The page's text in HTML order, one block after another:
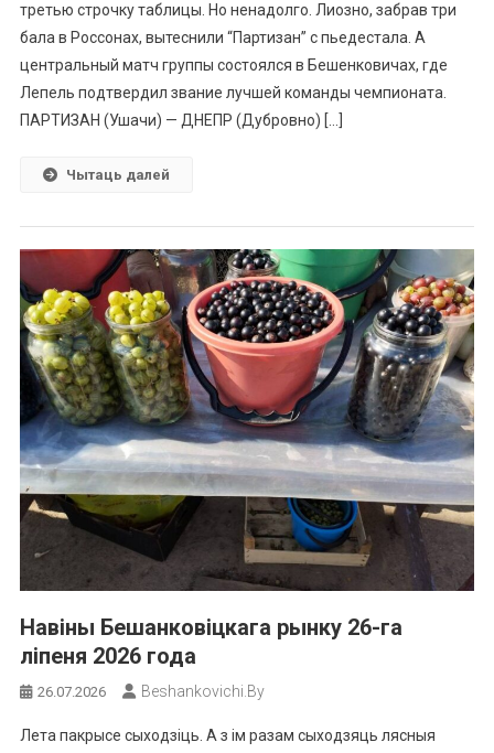
третью строчку таблицы. Но ненадолго. Лиозно, забрав три
бала в Россонах, вытеснили “Партизан” с пьедестала. А
центральный матч группы состоялся в Бешенковичах, где
Лепель подтвердил звание лучшей команды чемпионата.
ПАРТИЗАН (Ушачи) — ДНЕПР (Дубровно) […]
Чытаць далей
Навіны Бешанковіцкага рынку 26-га
ліпеня 2026 года
26.07.2026 Beshankovichi.by
Лета пакрысе сыходзіць. А з ім разам сыходзяць лясныя